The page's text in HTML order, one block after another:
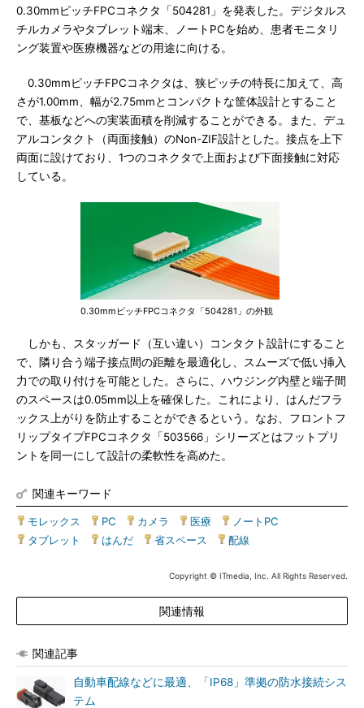
0.30mmピッチFPCコネクタ「504281」を発表した。デジタルス
チルカメラやタブレット端末、ノートPCを始め、患者モニタリ
ング装置や医療機器などの用途に向ける。
0.30mmピッチFPCコネクタは、狭ピッチの特長に加えて、高
さが1.00mm、幅が2.75mmとコンパクトな筐体設計とすること
で、基板などへの実装面積を削減することができる。また、デュ
アルコンタクト（両面接触）のNon-ZIF設計とした。接点を上下
両面に設けており、1つのコネクタで上面および下面接触に対応
している。
0.30mmピッチFPCコネクタ「504281」の外観
しかも、スタッガード（互い違い）コンタクト設計にすること
で、隣り合う端子接点間の距離を最適化し、スムーズで低い挿入
力での取り付けを可能とした。さらに、ハウジング内壁と端子間
のスペースは0.05mm以上を確保した。これにより、はんだフラ
ックス上がりを防止することができるという。なお、フロントフ
リップタイプFPCコネクタ「503566」シリーズとはフットプリ
ントを同一にして設計の柔軟性を高めた。
関連キーワード
モレックス PC カメラ 医療 ノートPC
タブレット
はんだ 省スペース 配線
Copyright © ITmedia, Inc. All Rights Reserved.
関連情報
関連記事
自動車配線などに最適、「IP68」準拠の防水接続シス
テム